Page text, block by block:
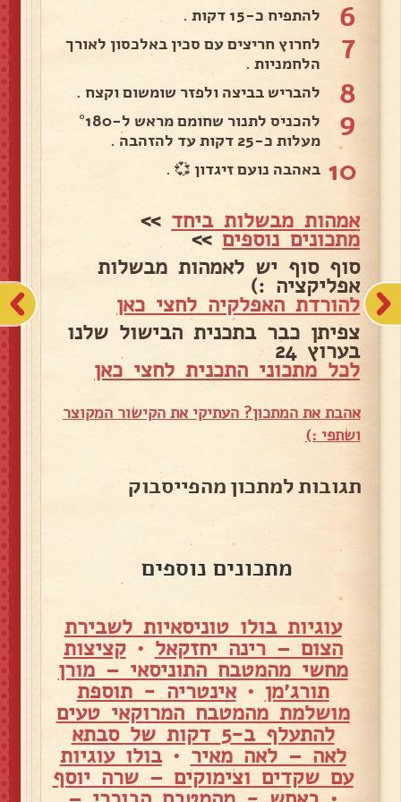
6 להתפיח כ-15 דקות .
7
לחרוץ חריצים עם סכין באלכסון לאורך
הלחמניות .
8 להבריש בביצה ולפזר שומשום וקצח .
9
להכניס לתנור שחומם מראש ל-°180
מעלות כ-25 דקות עד להזהבה .
10 באהבה נועם זיגדון 💞 .
אמהות מבשלות ביחד >>
מתכונים נוספים>>
סוף סוף יש לאמהות מבשלות
אפליקציה :)
להורדת האפלקיה לחצי כאן
צפיתן כבר בתכנית הבישול שלנו
בערוץ 24
לכל מתכוני התכנית לחצי כאן
אהבת את המתכון? העתיקי את הקישור המקוצר
ושתפי :)
תגובות למתכון מהפייסבוק
מתכונים נוספים
עוגיות בולו טוניסאיות לשבירת
הצום – רינה יחזקאל •קציצות
מחשי מהמטבח התוניסאי – מורן
תורג׳מן •אינטריה - תוספת
מושלמת מהמטבח המרוקאי טעים
להתעלף ב-5 דקות של סבתא
לאה – לאה מאיר •בולו עוגיות
עם שקדים וצימוקים – שרה יוסף